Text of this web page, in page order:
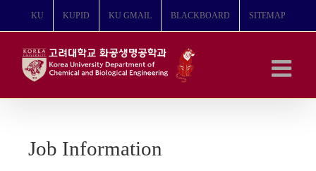
뛰
KU KUPID KU GMAIL BLACKBOARD SITEMAP
Job Information